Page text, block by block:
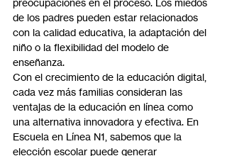
preocupaciones en el proceso. Los miedos
de los padres pueden estar relacionados
con la calidad educativa, la adaptación del
niño o la flexibilidad del modelo de
enseñanza.
Con el crecimiento de la educación digital,
cada vez más familias consideran las
ventajas de la educación en línea como
una alternativa innovadora y efectiva. En
Escuela en Línea N1, sabemos que la
elección escolar puede generar